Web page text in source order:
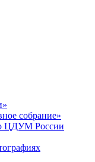
собрание»
о ЦДУМ России